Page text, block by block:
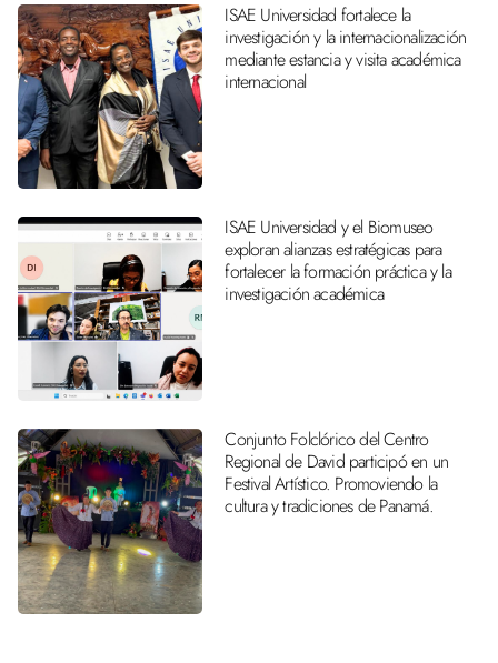
ISAE Universidad fortalece la
investigación y la internacionalización
mediante estancia y visita académica
internacional
ISAE Universidad y el Biomuseo
exploran alianzas estratégicas para
fortalecer la formación práctica y la
investigación académica
Conjunto Folclórico del Centro
Regional de David participó en un
Festival Artístico. Promoviendo la
cultura y tradiciones de Panamá.